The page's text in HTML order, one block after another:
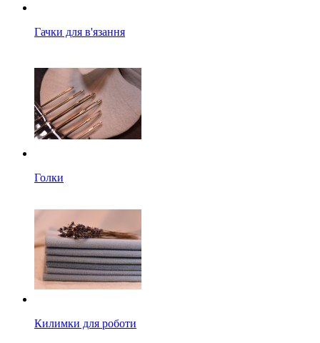
Гачки для в'язання
Голки
Килимки для роботи